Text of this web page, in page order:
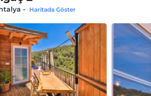
- Haritada Göster